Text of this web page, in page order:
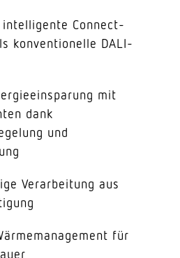
Connect-
konventionelle DALI-
mit
dank
und
Verarbeitung aus
für